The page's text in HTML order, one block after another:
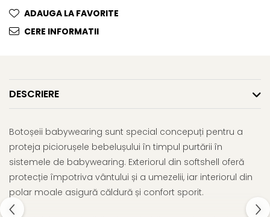
ADAUGA LA FAVORITE
CERE INFORMATII
DESCRIERE
Botoșeii babywearing sunt special concepuți pentru a
proteja piciorușele bebelușului în timpul purtării în
sistemele de babywearing. Exteriorul din softshell oferă
protecție împotriva vântului și a umezelii, iar interiorul din
polar moale asigură căldură și confort sporit.